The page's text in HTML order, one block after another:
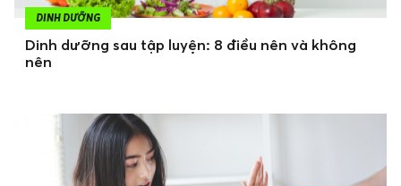
DINH DƯỠNG
Dinh dưỡng sau tập luyện: 8 điều nên và không
nên